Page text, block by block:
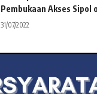
Pembukaan Akses Sipol
31/07/2022